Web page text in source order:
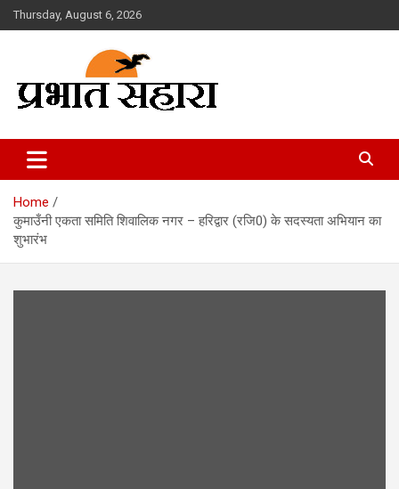
Skip
to
Thursday, August 6, 2026
Prabhat Sahara
Home
कुमाउँनी एकता समिति शिवालिक नगर – हरिद्वार (रजि0) के सदस्यता अभियान का
शुभारंभ